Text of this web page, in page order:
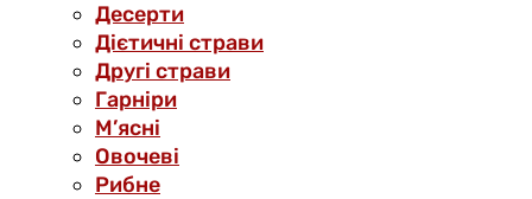
Десерти
Дієтичні страви
Другі страви
Гарніри
М’ясні
Овочеві
Рибне